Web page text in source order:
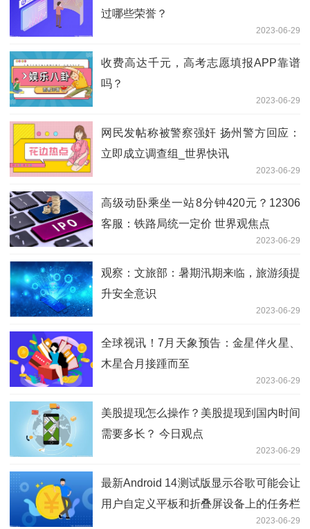
过哪些荣誉？
2023-06-29
收费高达千元，高考志愿填报APP靠谱
吗？
2023-06-29
网民发帖称被警察强奸 扬州警方回应：
立即成立调查组_世界快讯
2023-06-29
高级动卧乘坐一站8分钟420元？12306
客服：铁路局统一定价 世界观焦点
2023-06-29
观察：文旅部：暑期汛期来临，旅游须提
升安全意识
2023-06-29
全球视讯！7月天象预告：金星伴火星、
木星合月接踵而至
2023-06-29
美股提现怎么操作？美股提现到国内时间
需要多长？ 今日观点
2023-06-29
最新Android 14测试版显示谷歌可能会让
用户自定义平板和折叠屏设备上的任务栏
2023-06-29